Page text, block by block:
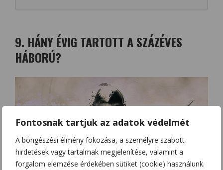
Fontosnak tartjuk az adatok védelmét
A böngészési élmény fokozása, a személyre szabott
hirdetések vagy tartalmak megjelenítése, valamint a
forgalom elemzése érdekében sütiket (cookie) használunk.
9. HÁNY ÉVIG TARTOTT A SZÁZÉVES
HÁBORÚ?